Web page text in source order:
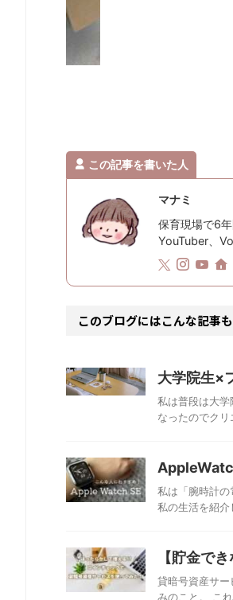
この記事を書いた人
マナミ
保育現場で6
YouTuber、
このブログにはこんな記事
大学院生×
私は普段は大
なったのでク
私は「腕時計
私の生活を紹
【貯金で
貸暗号資産サ
みのこと。 こ